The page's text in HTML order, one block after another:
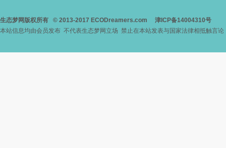
生态梦网版权所有 © 2013-2017 ECODreamers.com
津ICP备14004310号
本站信息均由会员发布 不代表生态梦网立场 禁止在本站发表与国家法律相抵触言论